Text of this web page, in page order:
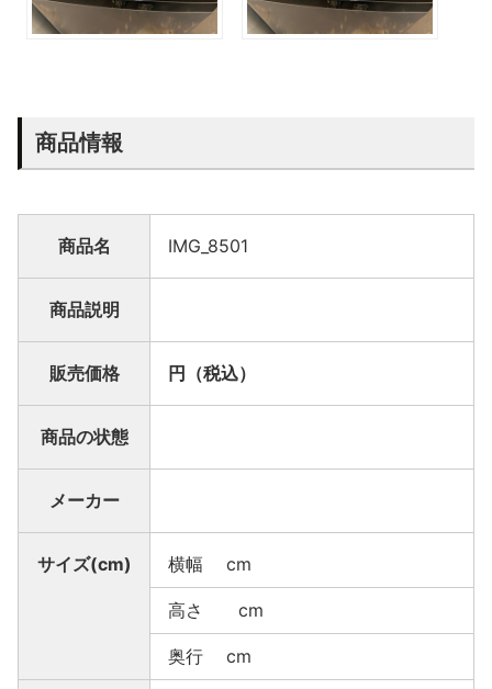
商品情報
商品名 IMG_8501
商品説明
販売価格 円（税込）
商品の状態
メーカー
サイズ(cm) 横幅 cm
高さ cm
奥行 cm